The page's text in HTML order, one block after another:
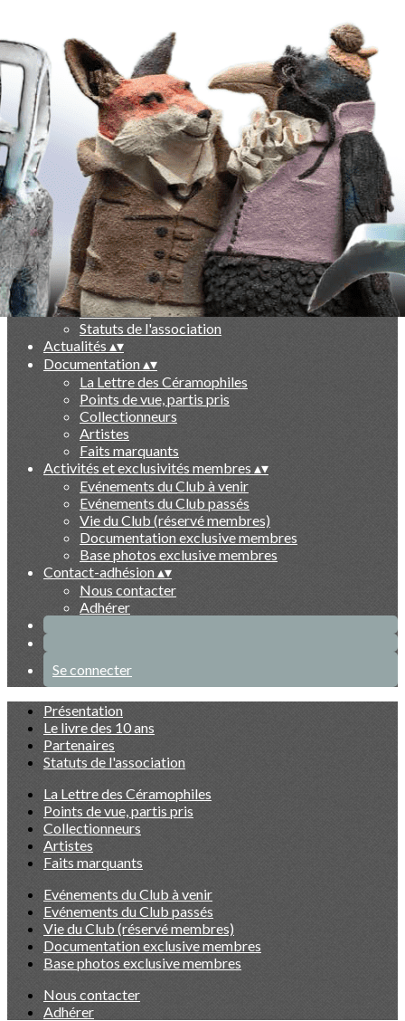
Exporter toutes les colonnes
Exporter uniquement les colonnes affichées
Menu
Ajoutez un logo, un bouton, des réseaux sociaux
Cliquez pour éditer
-
Qui sommes nous ?▴▾
Présentation
Le livre des 10 ans
Partenaires
Statuts de l'association
Actualités ▴▾
Documentation▴▾
La Lettre des Céramophiles
Points de vue, partis pris
Collectionneurs
Artistes
Faits marquants
Activités et exclusivités membres ▴▾
Evénements du Club à venir
Evénements du Club passés
Vie du Club (réservé membres)
Documentation exclusive membres
Base photos exclusive membres
Contact-adhésion▴▾
Nous contacter
Adhérer
Se connecter
Présentation
Le livre des 10 ans
Partenaires
Statuts de l'association
La Lettre des Céramophiles
Points de vue, partis pris
Collectionneurs
Artistes
Faits marquants
Evénements du Club à venir
Evénements du Club passés
Vie du Club (réservé membres)
Documentation exclusive membres
Base photos exclusive membres
Nous contacter
Adhérer